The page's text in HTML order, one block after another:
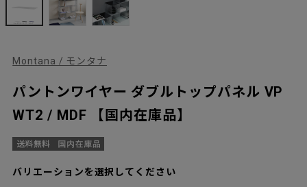
Montana / モンタナ
パントンワイヤー ダブルトップパネル VP
WT2 / MDF 【国内在庫品】
バリエーションを選択してください